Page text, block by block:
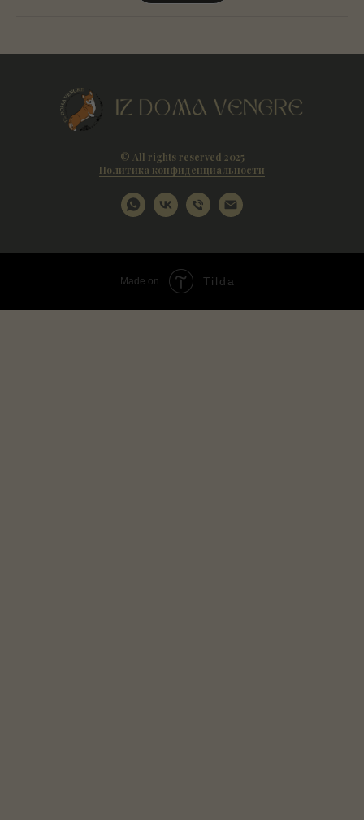
© All rights reserved 2025
Политика конфиденциальности
Made on Tilda